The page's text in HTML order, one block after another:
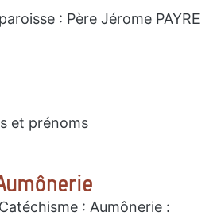
: Père Jérome PAYRE
et prénoms
: Aumônerie :